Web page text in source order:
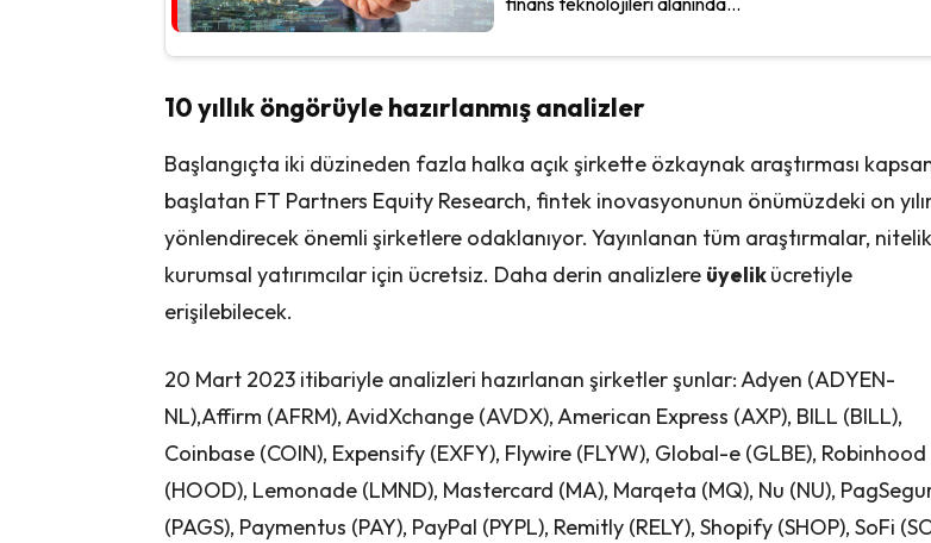
10 yıllık öngörüyle hazırlanmış analizler
Başlangıçta iki düzineden fazla halka açık şirkette özkaynak araştırması
başlatan FT Partners Equity Research, fintek inovasyonunun önümüzdeki on
yönlendirecek önemli şirketlere odaklanıyor. Yayınlanan tüm araştırmalar,
kurumsal yatırımcılar için ücretsiz. Daha derin analizlere üyelikücretiyle
erişilebilecek.
20 Mart 2023 itibariyle analizleri hazırlanan şirketler şunlar: Adyen (ADYEN-
NL),Affirm (AFRM), AvidXchange (AVDX), American Express (AXP), BILL (BILL),
Coinbase (COIN), Expensify (EXFY), Flywire (FLYW), Global-e (GLBE), Robinhood
(HOOD), Lemonade (LMND), Mastercard (MA), Marqeta (MQ), Nu (NU),
(PAGS), Paymentus (PAY), PayPal (PYPL), Remitly (RELY), Shopify (SHOP), SoFi